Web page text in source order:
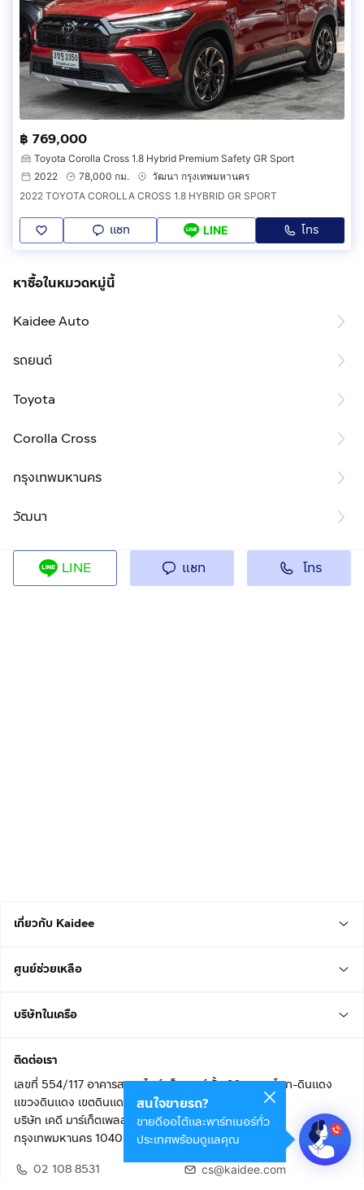
฿ 769,000
Toyota Corolla Cross 1.8 Hybrid Premium Safety GR Sport
2022
78,000 กม.
วัฒนา กรุงเทพมหานคร
2022 TOYOTA COROLLA CROSS 1.8 HYBRID GR SPORT
แชท LINE โทร
หาซื้อในหมวดหมู่นี้
Kaidee Auto
รถยนต์
Toyota
Corolla Cross
กรุงเทพมหานคร
วัฒนา
LINE แชท โทร
เกี่ยวกับ Kaidee
ศูนย์ช่วยเหลือ
บริษัทในเครือ
ติดต่อเรา
เลขที่ 554/117 อาคารสกายไนน์ เซ็นเตอร์ ชั้น 22 ถนนอโศก-ดินแดง
แขวงดินแดง เขตดินแดง
บริษัท เคดี มาร์เก็ตเพลส จำกัด (สำนักงานใหญ่)
กรุงเทพมหานคร 10400
02 108 8531
cs@kaidee.com
สนใจขายรถ?
ขายดีออโต้และพาร์ทเนอร์ทั่ว
ประเทศพร้อมดูแลคุณ